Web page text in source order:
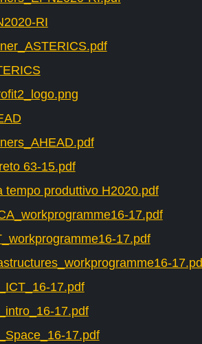
RI
63-15.pdf
tempo produttivo H2020.pdf
17.pdf
17.pdf
17.pdf
17.pdf
17.pdf